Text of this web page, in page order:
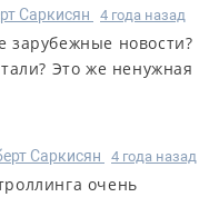
Саркисян 4 года назад
зарубежные новости?
Это же ненужная
Саркисян 4 года назад
очень